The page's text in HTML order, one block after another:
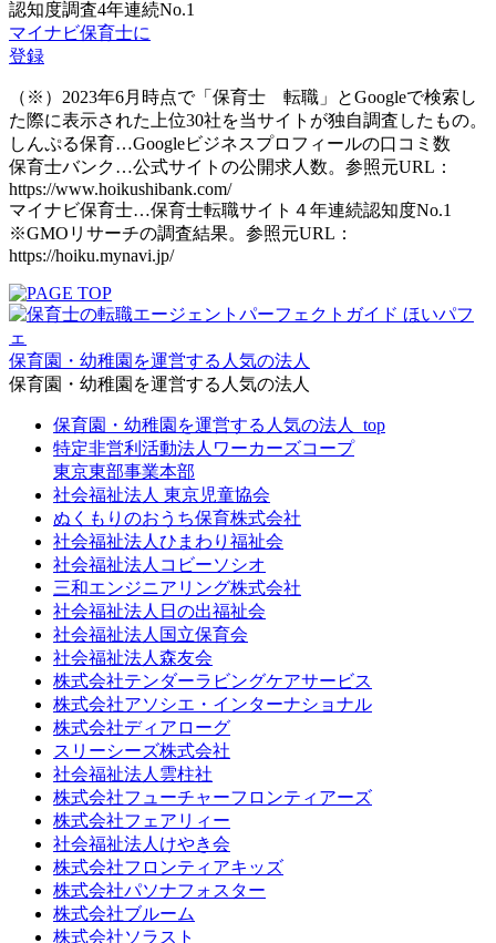
認知度調査4年連続No.1
マイナビ保育士に
登録
（※）2023年6月時点で「保育士 転職」とGoogleで検索し
た際に表示された上位30社を当サイトが独自調査したもの。
しんぷる保育…Googleビジネスプロフィールの口コミ数
保育士バンク…公式サイトの公開求人数。参照元URL：
https://www.hoikushibank.com/
マイナビ保育士…保育士転職サイト４年連続認知度No.1
※GMOリサーチの調査結果。参照元URL：
https://hoiku.mynavi.jp/
保育園・幼稚園を運営する人気の法人
保育園・幼稚園を運営する人気の法人
保育園・幼稚園を運営する人気の法人_top
特定非営利活動法人ワーカーズコープ
東京東部事業本部
社会福祉法人 東京児童協会
ぬくもりのおうち保育株式会社
社会福祉法人ひまわり福祉会
社会福祉法人コビーソシオ
三和エンジニアリング株式会社
社会福祉法人日の出福祉会
社会福祉法人国立保育会
社会福祉法人森友会
株式会社テンダーラビングケアサービス
株式会社アソシエ・インターナショナル
株式会社ディアローグ
スリーシーズ株式会社
社会福祉法人雲柱社
株式会社フューチャーフロンティアーズ
株式会社フェアリィー
社会福祉法人けやき会
株式会社フロンティアキッズ
株式会社パソナフォスター
株式会社ブルーム
株式会社ソラスト